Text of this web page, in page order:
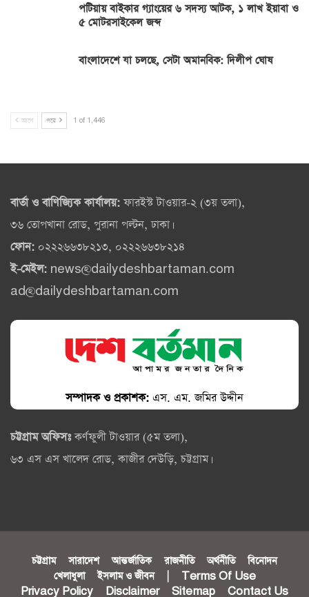
পটিয়ায় বাইকার গ্যাংয়ের ৬ সদস্য আটক, ১ লাখ ইয়াবা ও
৫ মোটরসাইকেল জব্দ
বাংলাদেশে যা চলছে, সেটা অমানবিক: দিলীপ ঘোষ
আগে পরে 1 of 1,446
বার্তা ও বাণিজ্যিক কার্যালয়:ফারইস্ট টাওয়ার-২ (৩য় তলা),
৩৬ তোপখানা রোড, পুরানা পল্টন, ঢাকা।
ফোন: ০২২২৬৬৩৮২১৩, ০২২২৬৬৩৮২১৪
ই-মেইল: news@dailydeshbartaman.com
ad@dailydeshbartaman.com
সম্পাদক ও প্রকাশক: এস. এম. জমির উদ্দীন
চট্টগ্রাম অফিসঃকর্ণফুলী টাওয়ার (৫ম তলা),
৬৩ এস এস খালেদ রোড, কাজীর দেউড়ি, চট্টগ্রাম।
চট্টগ্রাম সারাদেশ আন্তর্জাতিক রাজনীতি অর্থনীতি
বিনোদন
খেলাধুলা
ইসলাম ও জীবন
Terms Of Use
Privacy Policy
Disclaimer Sitemap Contact Us